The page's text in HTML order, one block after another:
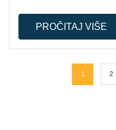
PROČITAJ VIŠE
1 2